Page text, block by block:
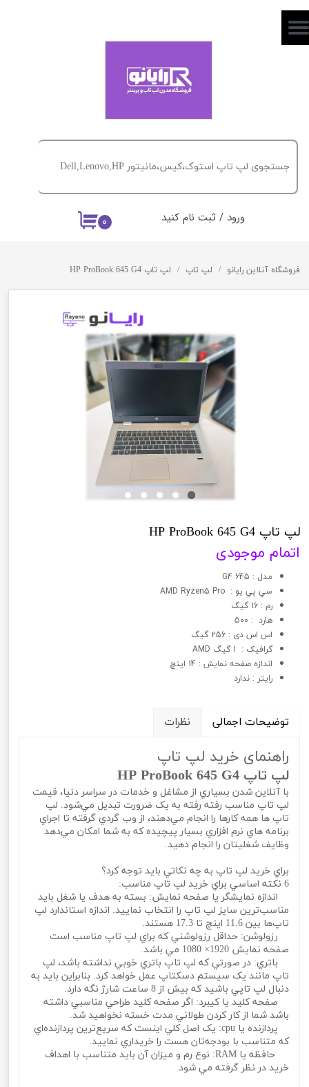
۰ ورود / ثبت نام کنید
حساب کاربری من
خروج از حساب کاربری
فروشگاه آنلاین رایانو لپ تاپ لپ تاپ HP ProBook 645 G4
لپ تاپ HP ProBook 645 G4
اتمام موجودی
مدل : 645 G4
سي پي يو : AMD Ryzen5 Pro
رم : 16 گیگ
هارد : 500
اس اس دی : 256 گیگ
گرافيک : 1 گیگ AMD
اندازه صفحه نمایش : 14 اینچ
رایتر : ندارد
توضیحات اجمالی نظرات
راهنمای خرید لپ تاپ
لپ تاپ HP ProBook 645 G4
با آنلاين شدن بسياري از مشاغل و خدمات در سراسر دنيا، قيمت
لپ تاپ مناسب رفته رفته به يک ضرورت تبديل مي‌شود. لپ
تاپ ها همه کارها را انجام مي‌دهند، از وب گردي گرفته تا اجراي
برنامه هاي نرم افزاري بسيار پيچيده که به شما امکان مي‌دهد
وظايف شغليتان را انجام دهيد.
براي خريد لپ تاپ به چه نکاتي بايد توجه کرد؟
6 نکته اساسي براي خريد لپ تاپ مناسب:
اندازه نمايشگر يا صفحه نمايش: بسته به هدف يا شغل بايد
مناسب‌ترين سايز لپ تاپ را انتخاب نماييد. اندازه استاندارد لپ
تاپ‌ها بين 11.6 اينچ تا 17.3 هستند.
رزولوشن: حداقل رزولوشني که براي لپ تاپ مناسب است
صفحه نمايش 1920× 1080 مي باشد.
باتري: در صورتي که لپ تاپ باتري خوبي نداشته باشد، لپ
تاپ مانند يک سيستم دسکتاپ عمل خواهد کرد. بنابراين بايد به
دنبال لپ تاپي باشيد که بيش از 8 ساعت شارژ نگه دارد.
صفحه کليد يا کيبرد: اگر صفحه کليد طراحي مناسبي داشته
باشد شما از کار کردن طولاني مدت خسته نخواهيد شد.
پردازنده يا cpu: يک اصل کلي اينست که سريع‌ترين پردازنده‌اي
که متناسب با بودجه‌تان هست را خريداري نماييد.
حافظه يا RAM: نوع رم و ميزان آن بايد متناسب با اهداف
خريد در نظر گرفته مي شود.